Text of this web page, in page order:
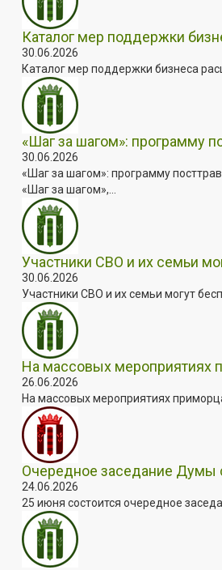
Каталог мер поддержки
30.06.2026
Каталог мер поддержки бизнеса
«Шаг за шагом»: программу
30.06.2026
«Шаг за шагом»: программу
«Шаг за шагом»,...
Участники СВО и их семьи
30.06.2026
Участники СВО и их семьи могут
На массовых мероприятиях
26.06.2026
На массовых мероприятиях
Очередное заседание Думы
24.06.2026
25 июня состоится очередное